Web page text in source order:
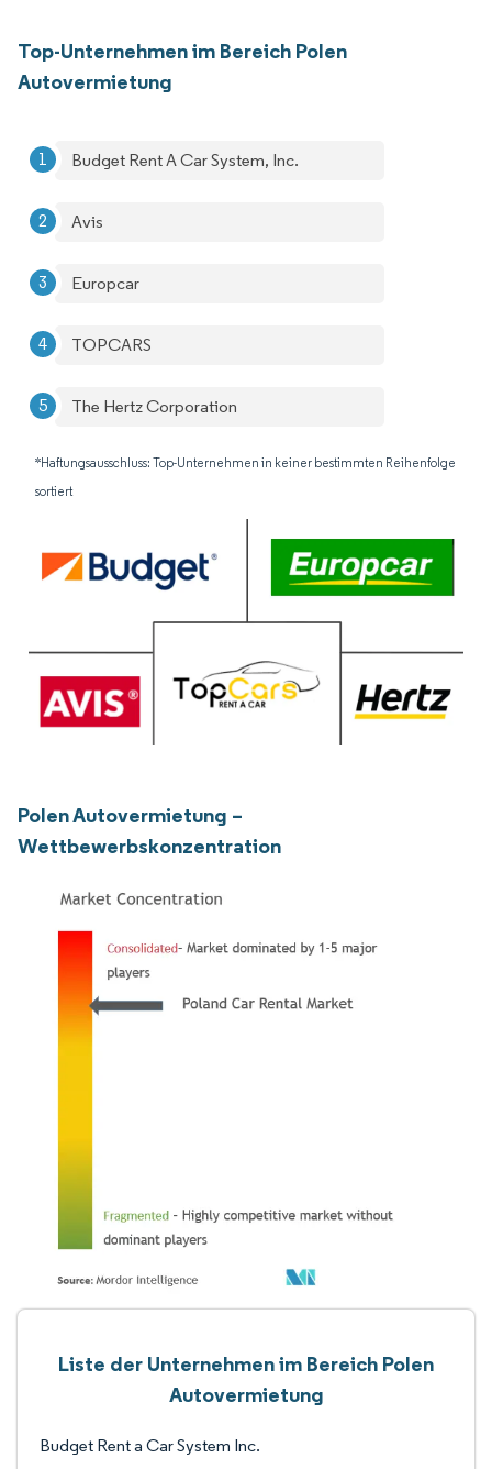
Top-Unternehmen im Bereich Polen
Autovermietung
Budget Rent A Car System, Inc.
Avis
Europcar
TOPCARS
The Hertz Corporation
*Haftungsausschluss: Top-Unternehmen in keiner bestimmten Reihenfolge
sortiert
Polen Autovermietung –
Wettbewerbskonzentration
Liste der Unternehmen im Bereich Polen
Autovermietung
Budget Rent a Car System Inc.